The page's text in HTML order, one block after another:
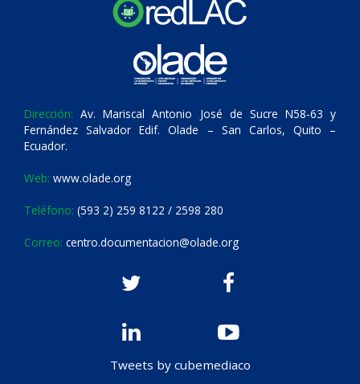
Dirección: Av. Mariscal Antonio José de Sucre N58-63 y
Fernández Salvador Edif. Olade – San Carlos, Quito –
Ecuador.
Web: www.olade.org
Teléfono: (593 2) 259 8122 / 2598 280
Correo: centro.documentacion@olade.org
Tweets by cubemediaco